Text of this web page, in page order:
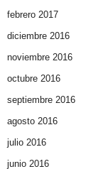
febrero 2017
diciembre 2016
noviembre 2016
octubre 2016
septiembre 2016
agosto 2016
julio 2016
junio 2016